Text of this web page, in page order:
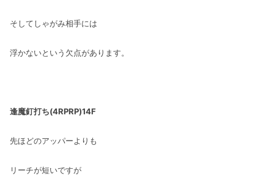
そしてしゃがみ相手には
浮かないという欠点があります。
逢魔釘打ち(4RPRP)14F
先ほどのアッパーよりも
リーチが短いですが